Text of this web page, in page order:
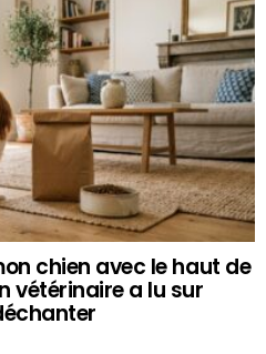
chien avec le haut de
vétérinaire a lu sur